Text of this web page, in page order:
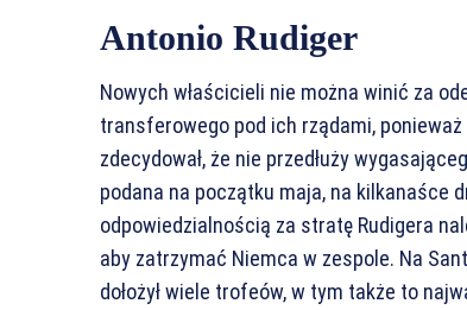
Antonio Rudiger
Nowych właścicieli nie można winić za
transferowego pod ich rządami,
zdecydował, że nie przedłuży
podana na początku maja, na kilkanaśce
odpowiedzialnością za stratę Rudigera
aby zatrzymać Niemca w zespole. Na
dołożył wiele trofeów, w tym także to